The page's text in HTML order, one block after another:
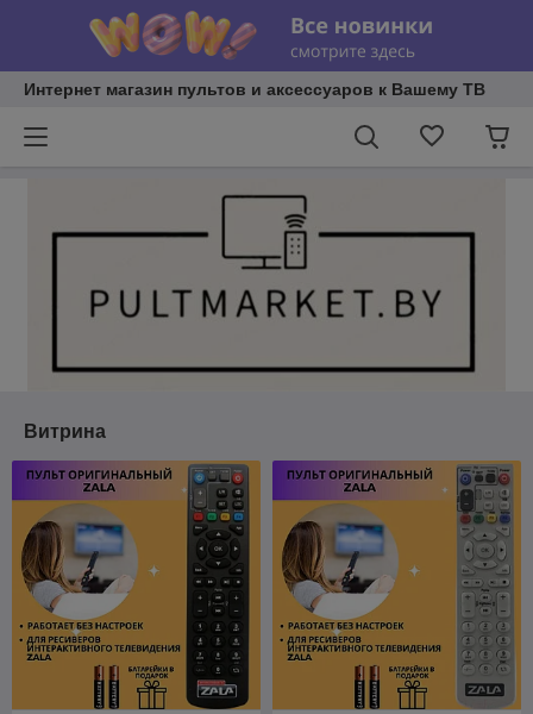
Интернет магазин пультов и аксессуаров к Вашему ТВ
Витрина